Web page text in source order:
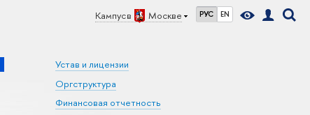
Кампус в Москве РУС EN
Устав и лицензии
Оргструктура
Финансовая отчетность